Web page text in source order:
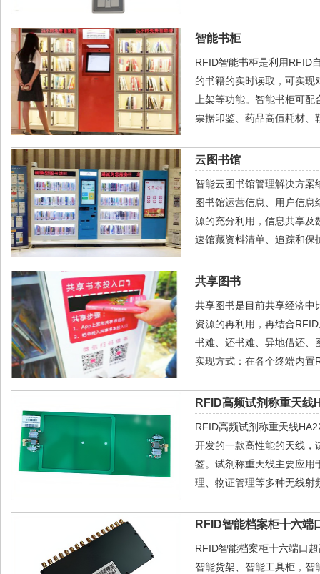
智能书柜
RFID智能书柜是利用RFID
的书籍的实时读取，可实
上架等功能。智能书柜可
票据印鉴、药品高值耗材、
云图书馆
智能云图书馆管理解决方
图书馆运营信息、用户信
源的充分利用，信息共享及
速馆藏资料清单、追踪和保
共享图书
共享图书是目前共享经济中
资源的再利用，再结合
书难、还书难、异地借还、
实现方式：在各个终端内
RFID高频试剂称重天线
RFID高频试剂称重天线
开发的一款高性能的天线，
签。试剂称重天线主要应用
理、物证管理等多种无线射
RFID智能档案柜十六端
RFID智能档案柜十六端口
智能货架、智能工具柜，